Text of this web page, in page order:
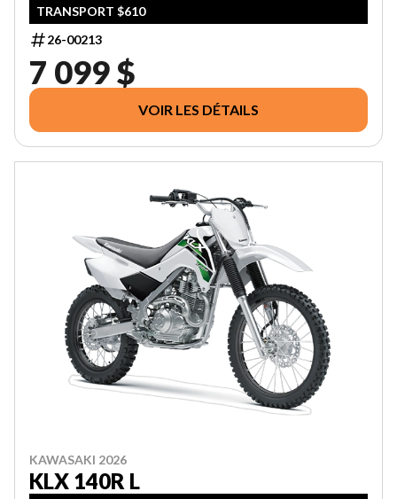
TRANSPORT $610
26-00213
7 099 $
VOIR LES DÉTAILS
KAWASAKI 2026
KLX 140R L